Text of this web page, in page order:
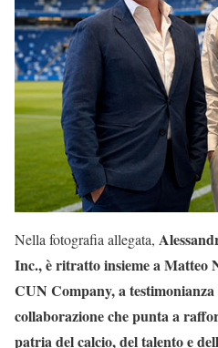
Nella fotografia allegata,
Inc., è ritratto insieme a Matteo
CUN Company, a
collaborazione che punta a
patria del calcio, del talento e